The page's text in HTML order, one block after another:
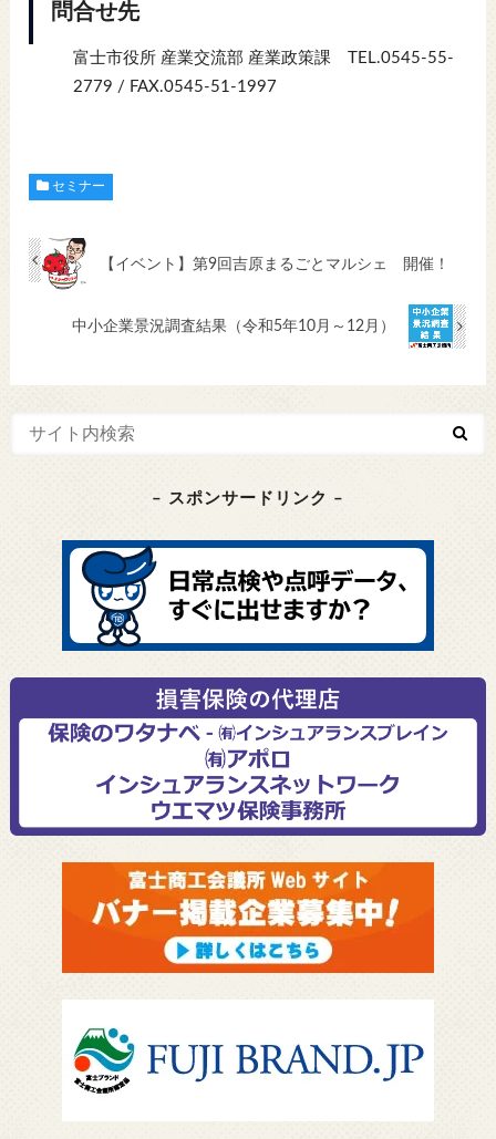
問合せ先
富士市役所 産業交流部 産業政策課 TEL.0545-55-
2779 / FAX.0545-51-1997
セミナー
【イベント】第9回吉原まるごとマルシェ 開催！
中小企業景況調査結果（令和5年10月～12月）
– スポンサードリンク –